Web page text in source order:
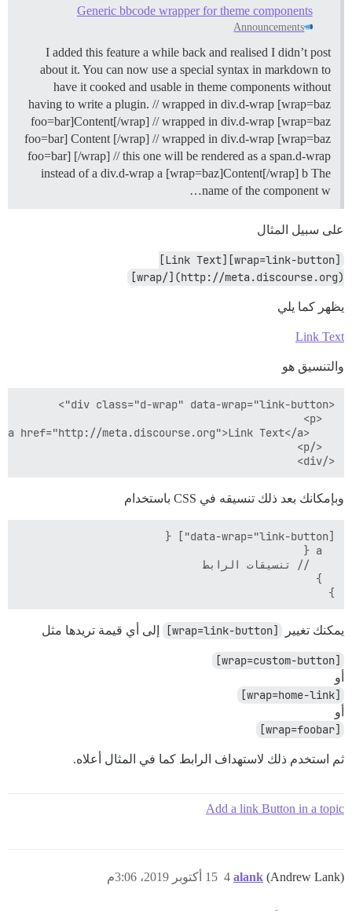
Generic bbcode wrapper for theme components
Announcements
I added this feature a while back and realised I didn’t post
about it. You can now use a special syntax in markdown to
have it cooked and usable in theme components without
having to write a plugin. // wrapped in div.d-wrap [wrap=baz
foo=bar]Content[/wrap] // wrapped in div.d-wrap [wrap=baz
foo=bar] Content [/wrap] // wrapped in div.d-wrap [wrap=baz
foo=bar] [/wrap] // this one will be rendered as a span.d-wrap
instead of a div.d-wrap a [wrap=baz]Content[/wrap] b The
name of the component w…
على سبيل المثال
[wrap=link-button][Link Text]
(http://meta.discourse.org)[/wrap]
يظهر كما يلي
Link Text
والتنسيق هو
</div>
وبإمكانك بعد ذلك تنسيقه في CSS باستخدام
}
يمكنك تغيير [wrap=link-button] إلى أي قيمة تريدها مثل
[wrap=custom-button]
أو
[wrap=home-link]
أو
[wrap=foobar]
ثم استخدم ذلك لاستهداف الرابط كما في المثال أعلاه.
Add a link Button in a topic
alank (Andrew Lank) 15 أكتوبر 2019، 3:06م 4